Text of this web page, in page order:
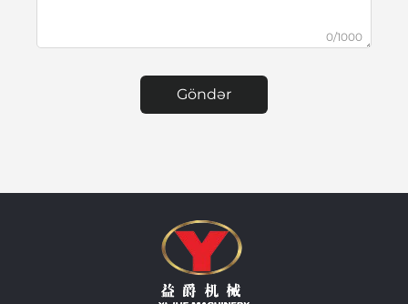
0/1000
Göndər